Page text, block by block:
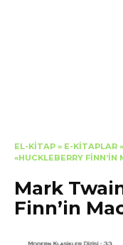
EL-KITAP » E-KITAPLAR »
«HUCKLEBERRY FINN’IN
Mark
Finn’in